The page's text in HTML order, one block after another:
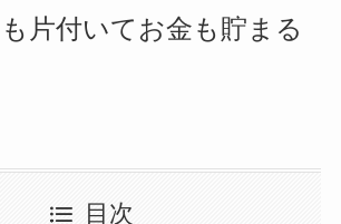
片付いてお金も貯まる
目次